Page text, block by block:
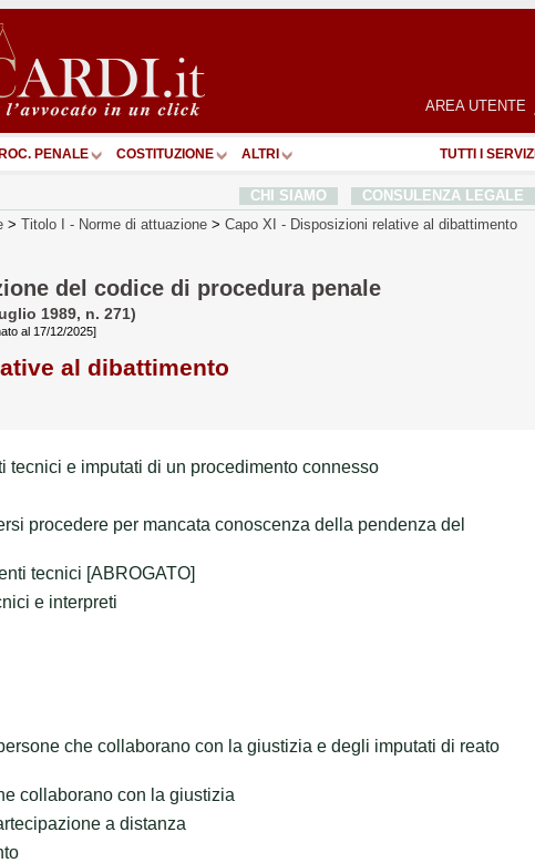
AREA UTENTE
PENALE COSTITUZIONE ALTRI TUTTI I SERVIZI
CHI SIAMO
CONSULENZA LEGALE
> Titolo I - Norme di attuazione > Capo XI - Disposizioni relative al dibattimento
del codice di procedura penale
1989, n. 271)
al 17/12/2025]
al dibattimento
e imputati di un procedimento connesso
procedere per mancata conoscenza della pendenza del
tecnici [ABROGATO]
e interpreti
che collaborano con la giustizia e degli imputati di reato
collaborano con la giustizia
a distanza